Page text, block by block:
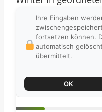
Ihre Eingaben
fortsetzen können.
automatisch
übermittelt.
OK